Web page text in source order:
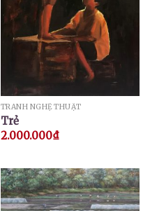
TRANH NGHỆ THUẬT
Trẻ
2.000.000₫